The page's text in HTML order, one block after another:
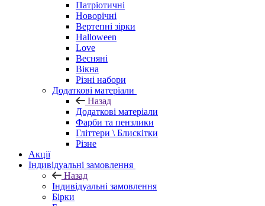
Патріотичні
Новорічні
Вертепні зірки
Halloween
Love
Весняні
Вікна
Різні набори
Додаткові матеріали
Назад
Додаткові матеріали
Фарби та пензлики
Гліттери \ Блискітки
Різне
Акції
Індивідуальні замовлення
Назад
Індивідуальні замовлення
Бірки